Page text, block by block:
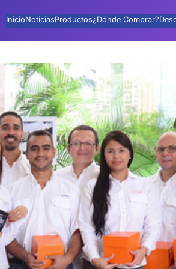
InicioNoticiasProductos¿Dónde Comprar?